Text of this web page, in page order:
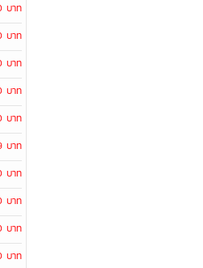
บาท
บาท
บาท
บาท
บาท
บาท
บาท
บาท
บาท
บาท